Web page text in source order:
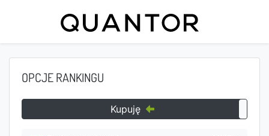
OPCJE RANKINGU
Kupuję